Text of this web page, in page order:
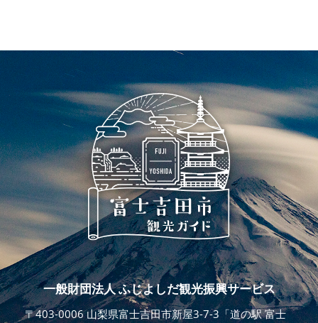
一般財団法人 ふじよしだ観光振興サービス
〒403-0006 山梨県富士吉田市新屋3-7-3「道の駅 富士